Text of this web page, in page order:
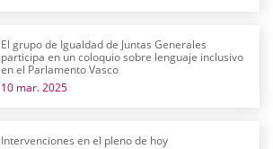
El grupo de Igualdad de Juntas Generales
participa en un coloquio sobre lenguaje inclusivo
en el Parlamento Vasco
10 mar. 2025
Intervenciones en el pleno de hoy